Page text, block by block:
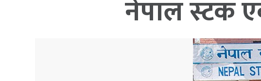
नेपाल स्टक